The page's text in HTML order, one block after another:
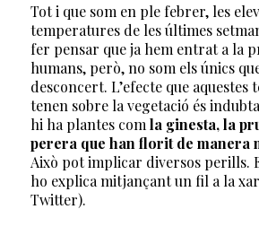
Tot i que som en ple febrer, les
temperatures de les últimes
fer pensar que ja hem entrat a la
humans, però, no som els únics
desconcert. L’efecte que aquestes
tenen sobre la vegetació és
hi ha plantes com la ginesta, la
perera que han florit de manera
Això pot implicar diversos perills.
ho explica mitjançant un fil a la
Twitter).